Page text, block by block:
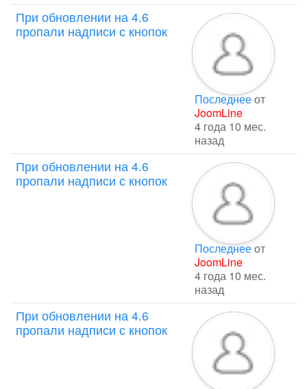
При обновлении на 4.6
пропали надписи с кнопок
Последнееот
JoomLine
4 года 10 мес.
назад
При обновлении на 4.6
пропали надписи с кнопок
Последнееот
JoomLine
4 года 10 мес.
назад
При обновлении на 4.6
пропали надписи с кнопок